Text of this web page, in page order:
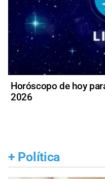
Horóscopo de hoy
2026
+ Política